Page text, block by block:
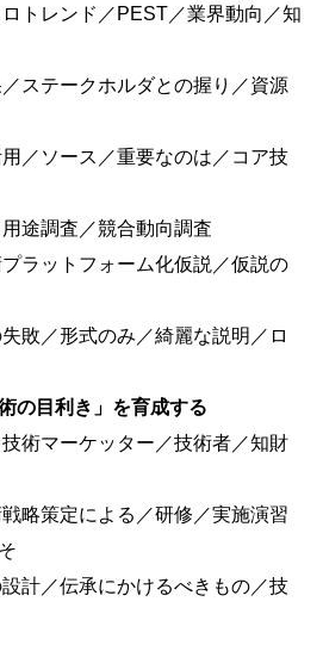
トレンド／PEST／業界動向／知
ステークホルダとの握り／資源
／ソース／重要なのは／コア技
途調査／競合動向調査
ラットフォーム化仮説／仮説の
敗／形式のみ／綺麗な説明／ロ
の目利き」を育成する
術マーケッター／技術者／知財
略策定による／研修／実施演習
計／伝承にかけるべきもの／技